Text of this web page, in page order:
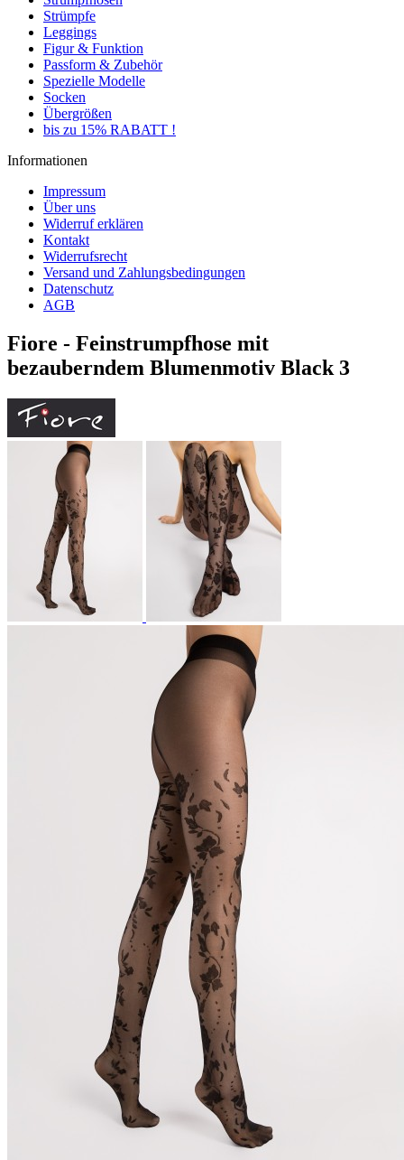
Strümpfe
Leggings
Figur & Funktion
Passform & Zubehör
Spezielle Modelle
Socken
Übergrößen
bis zu 15% RABATT !
Informationen
Impressum
Über uns
Widerruf erklären
Kontakt
Widerrufsrecht
Versand und Zahlungsbedingungen
Datenschutz
AGB
Fiore - Feinstrumpfhose mit
bezauberndem Blumenmotiv Black 3